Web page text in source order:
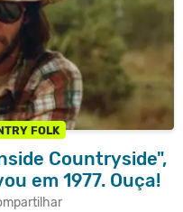
FOLK
Countryside",
em 1977. Ouça!